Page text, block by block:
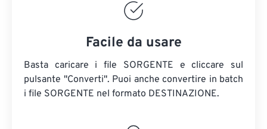
Facile da usare
Basta caricare i file SORGENTE e cliccare sul
pulsante "Converti". Puoi anche convertire in batch
i file SORGENTE nel formato DESTINAZIONE.